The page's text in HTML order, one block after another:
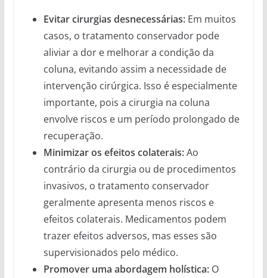
Evitar cirurgias desnecessárias:Em muitos
casos, o tratamento conservador pode
aliviar a dor e melhorar a condição da
coluna, evitando assim a necessidade de
intervenção cirúrgica. Isso é especialmente
importante, pois a cirurgia na coluna
envolve riscos e um período prolongado de
recuperação.
Minimizar os efeitos colaterais:Ao
contrário da cirurgia ou de procedimentos
invasivos, o tratamento conservador
geralmente apresenta menos riscos e
efeitos colaterais. Medicamentos podem
trazer efeitos adversos, mas esses são
supervisionados pelo médico.
Promover uma abordagem holística:O